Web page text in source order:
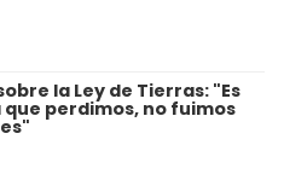
la Ley de Tierras: "Es
que perdimos, no fuimos